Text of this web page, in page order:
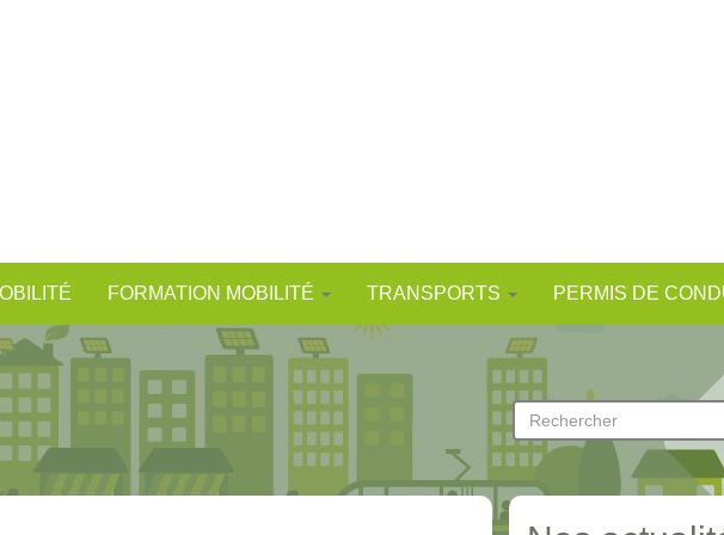
FORMATION MOBILITÉ TRANSPORTS PERMIS DE
Formulaire
de
recherche
Rechercher